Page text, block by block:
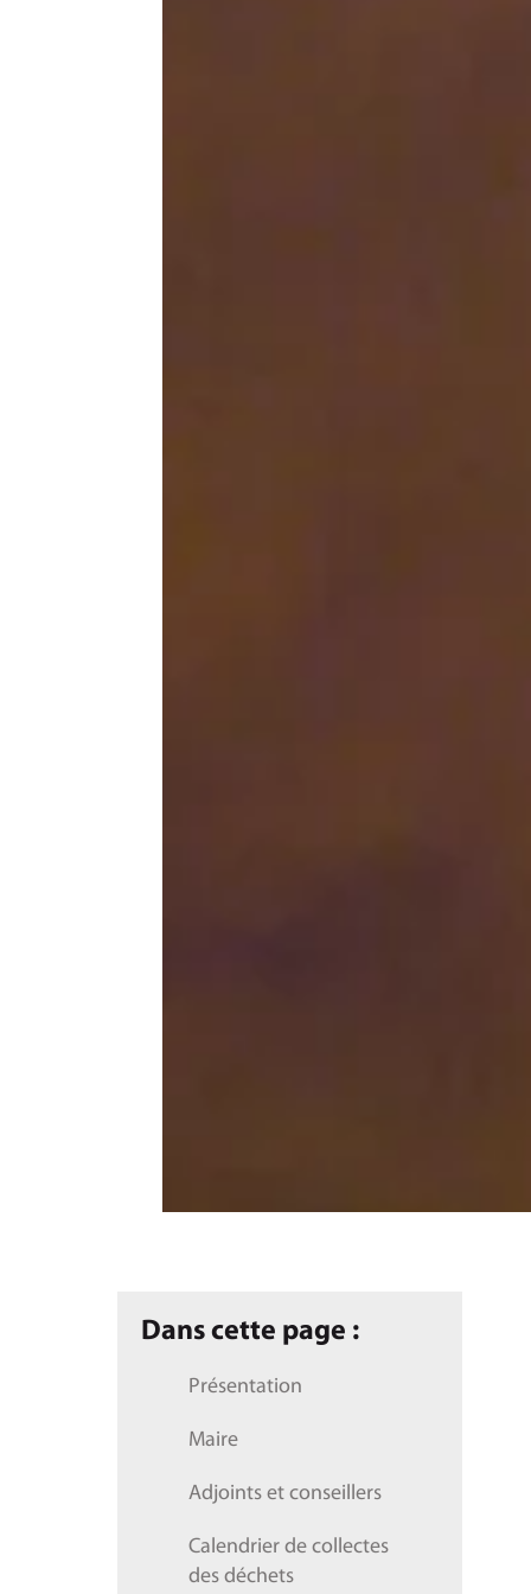
Dans cette page :
Présentation
Maire
Adjoints et conseillers
Calendrier de collectes
des déchets